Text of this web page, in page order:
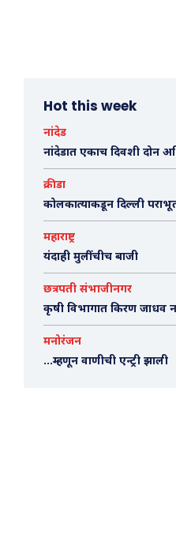
Hot this week
नांदेड
नांदेडात एकाच दिवशी दोन
क्रीडा
कोलकात्याकडून दिल्ली
महाराष्ट्र
यंदाही मुलींचीच बाजी
छत्रपती संभाजीनगर
कृषी विभागात किरण जाधव
मनोरंजन
…म्हणून वाणीची एन्ट्री झाली